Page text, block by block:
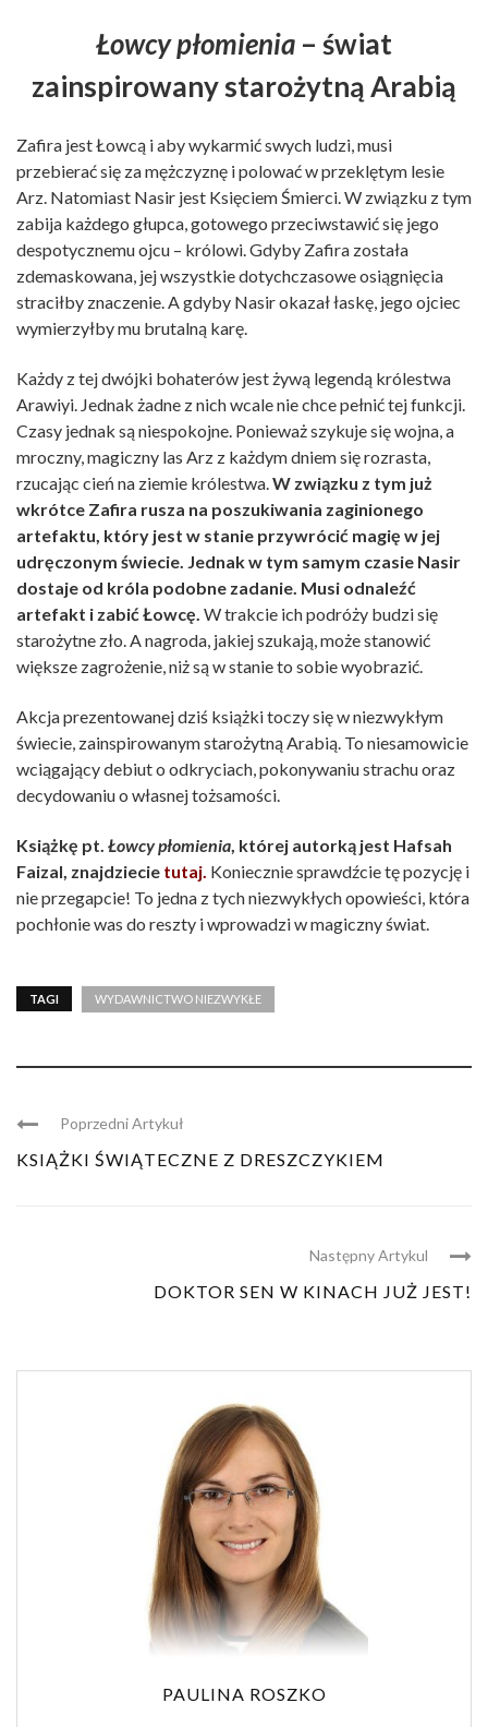
Łowcy płomienia – świat
zainspirowany starożytną Arabią
Zafira jest Łowcą i aby wykarmić swych ludzi, musi
przebierać się za mężczyznę i polować w przeklętym lesie
Arz. Natomiast Nasir jest Księciem Śmierci. W związku z tym
zabija każdego głupca, gotowego przeciwstawić się jego
despotycznemu ojcu – królowi. Gdyby Zafira została
zdemaskowana, jej wszystkie dotychczasowe osiągnięcia
straciłby znaczenie. A gdyby Nasir okazał łaskę, jego ojciec
wymierzyłby mu brutalną karę.
Każdy z tej dwójki bohaterów jest żywą legendą królestwa
Arawiyi. Jednak żadne z nich wcale nie chce pełnić tej funkcji.
Czasy jednak są niespokojne. Ponieważ szykuje się wojna, a
mroczny, magiczny las Arz z każdym dniem się rozrasta,
rzucając cień na ziemie królestwa.W związku z tym już
wkrótce Zafira rusza na poszukiwania zaginionego
artefaktu, który jest w stanie przywrócić magię w jej
udręczonym świecie. Jednak w tym samym czasie Nasir
dostaje od króla podobne zadanie. Musi odnaleźć
artefakt i zabić Łowcę. W trakcie ich podróży budzi się
starożytne zło. A nagroda, jakiej szukają, może stanowić
większe zagrożenie, niż są w stanie to sobie wyobrazić.
Akcja prezentowanej dziś książki toczy się w niezwykłym
świecie, zainspirowanym starożytną Arabią. To niesamowicie
wciągający debiut o odkryciach, pokonywaniu strachu oraz
decydowaniu o własnej tożsamości.
Książkę pt. Łowcy płomienia, której autorką jest Hafsah
Faizal, znajdziecie tutaj. Koniecznie sprawdźcie tę pozycję i
nie przegapcie! To jedna z tych niezwykłych opowieści, która
pochłonie was do reszty i wprowadzi w magiczny świat.
TAGI WYDAWNICTWO NIEZWYKŁE
Poprzedni Artykuł
KSIĄŻKI ŚWIĄTECZNE Z DRESZCZYKIEM
Następny Artykul
DOKTOR SEN W KINACH JUŻ JEST!
PAULINA ROSZKO